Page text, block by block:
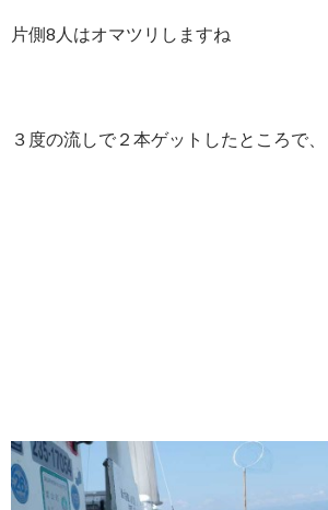
片側8人はオマツリしますね
３度の流しで２本ゲットしたところで、